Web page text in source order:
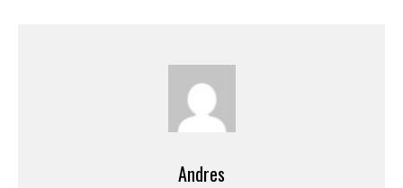
Andres